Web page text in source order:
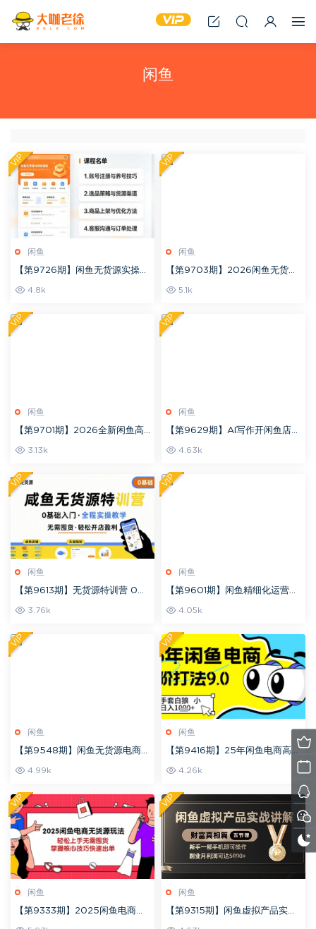
闲鱼
闲鱼
【第9726期】闲鱼无货源实操系
列课程
4.8k
VIP
闲鱼
【第9703期】2026闲鱼无货源
实战教学，适配平台新规，零基
5.1k
VIP
闲鱼
【第9701期】2026全新闲鱼高
阶陪跑课程，手把手带教，带你
现
3.13k
VIP
闲鱼
【第9629期】AI写作开闲鱼店，
一单5张，暴利风口项目，永不失
4.63k
VIP
闲鱼
【第9613期】无货源特训营 0基
础带你玩转咸鱼无货源
3.76k
VIP
闲鱼
【第9601期】闲鱼精细化运营入
门+高阶实战教学，闲鱼卖货整体
电商项目
4.05k
VIP
闲鱼
【第9548期】闲鱼无货源电商玩
法，从0一步步带你实操
4.99k
VIP
闲鱼
【第9416期】25年闲鱼电商高阶
打法9.0，空手套白狼，小白日入
4.26k
VIP
闲鱼
【第9333期】2025闲鱼电商无
货源玩法：轻松上手无需囤货，
VIP
闲鱼
【第9315期】闲鱼虚拟产品实战
讲解，新手一部手机即可操作，
VIP